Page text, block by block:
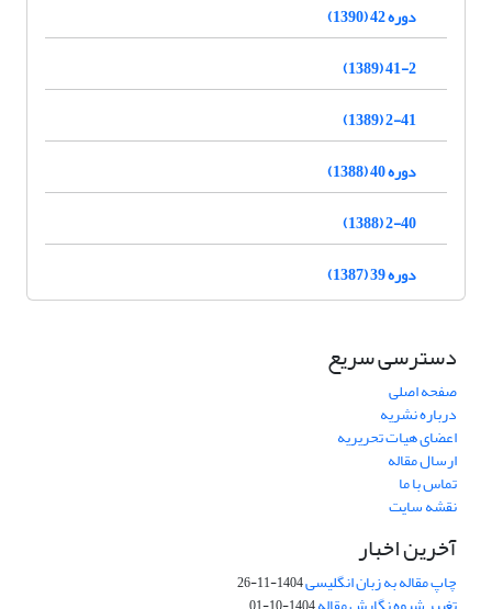
دوره 42 (1390)
41-2 (1389)
2-41 (1389)
دوره 40 (1388)
2-40 (1388)
دوره 39 (1387)
دسترسی سریع
صفحه اصلی
درباره نشریه
اعضای هیات تحریریه
ارسال مقاله
تماس با ما
نقشه سایت
آخرین اخبار
چاپ مقاله به زبان انگلیسی1404-11-26